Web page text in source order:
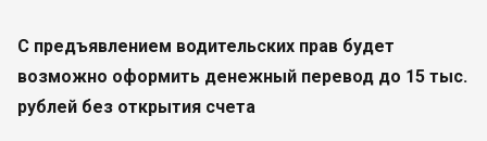
С предъявлением водительских прав будет
возможно оформить денежный перевод до 15 тыс.
рублей без открытия счета